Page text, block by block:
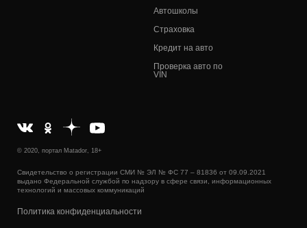
Автошколы
Страховка
Кредит на авто
Проверка авто по
VIN
© 2020, портал Matador, 18+
Свидетельство о регистрации СМИ № ЭЛ № ФС 77 – 81836 от 09.09.2021
выдано Федеральной службой по надзору в сфере связи, информационных
технологий и массовых коммуникаций
Политика конфиденциальности